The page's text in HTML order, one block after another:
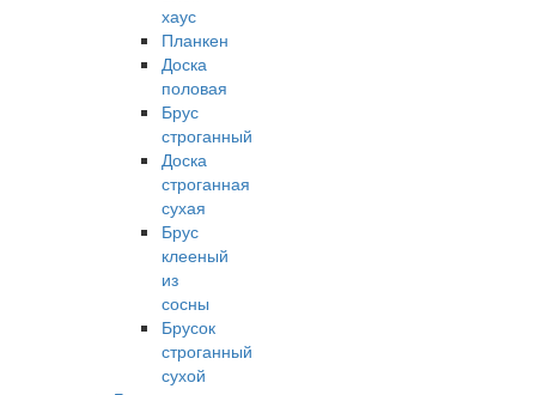
хаус
Планкен
Доска
половая
Брус
строганный
Доска
строганная
сухая
Брус
клееный
из
сосны
Брусок
строганный
сухой